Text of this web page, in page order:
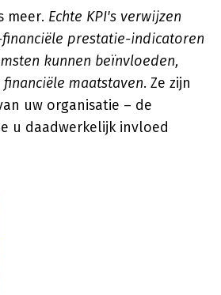
meer. Echte KPI's verwijzen
prestatie-indicatoren
kunnen beïnvloeden,
maatstaven. Ze zijn
uw organisatie – de
u daadwerkelijk invloed